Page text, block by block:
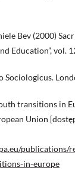
Bev (2000)
Education”, vol.
transitions in
Union
publications/
in-europe